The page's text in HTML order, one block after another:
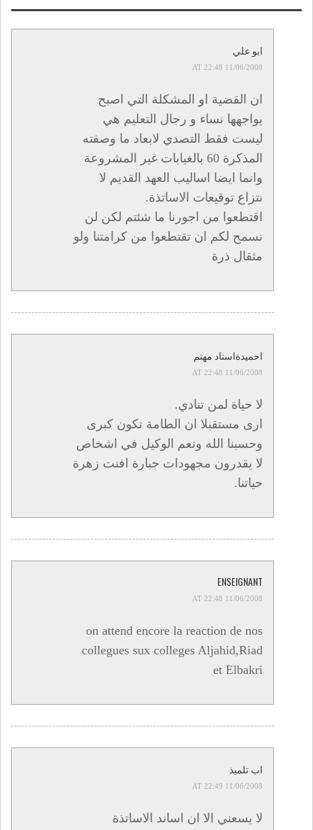
ابو علي
11/06/2008 AT 22:48
ان القضية او المشكلة التي اصبح
يواجهها نساء و رجال التعليم هي
ليست فقط التصدي لابعاد ما وصفته
المذكرة 60 بالغيابات غير المشروعة
وانما ايضا اساليب العهد القديم لا
نتزاع توقيعات الاساتذة.
اقتطعوا من اجورنا ما شئتم لكن لن
نسمح لكم ان تقتطعوا من كرامتنا ولو
مثقال ذرة
احميدةاستاد مهتم
11/06/2008 AT 22:48
لا حياة لمن تنادي.
ارى مستقبلا ان الطامة تكون كبرى
وحسبنا الله ونعم الوكيل في اشخاص
لا يقدرون مجهودات جبارة افنت زهرة
حياتنا.
ENSEIGNANT
11/06/2008 AT 22:48
on attend encore la reaction de nos
collegues sux colleges Aljahid,Riad
et Elbakri
اب تلميذ
11/06/2008 AT 22:49
لا يسعني الا ان اساند الاساتذة